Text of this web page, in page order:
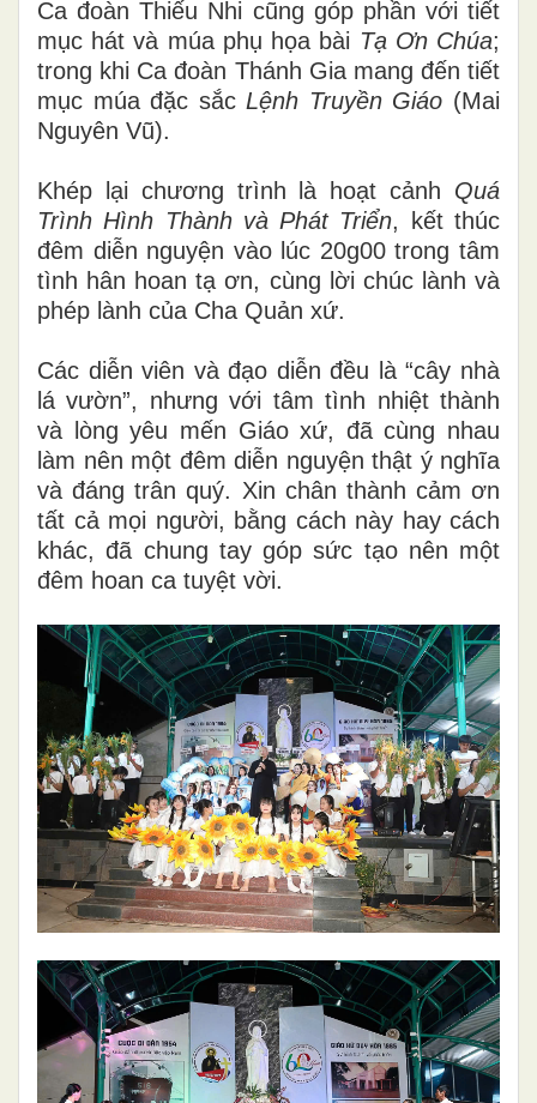
Ca đoàn Thiếu Nhi cũng góp phần với tiết
mục hát và múa phụ họa bài Tạ Ơn Chúa;
trong khi Ca đoàn Thánh Gia mang đến tiết
mục múa đặc sắc Lệnh Truyền Giáo (Mai
Nguyên Vũ).
Khép lại chương trình là hoạt cảnh Quá
Trình Hình Thành và Phát Triển, kết thúc
đêm diễn nguyện vào lúc 20g00 trong tâm
tình hân hoan tạ ơn, cùng lời chúc lành và
phép lành của Cha Quản xứ.
Các diễn viên và đạo diễn đều là “cây nhà
lá vườn”, nhưng với tâm tình nhiệt thành
và lòng yêu mến Giáo xứ, đã cùng nhau
làm nên một đêm diễn nguyện thật ý nghĩa
và đáng trân quý. Xin chân thành cảm ơn
tất cả mọi người, bằng cách này hay cách
khác, đã chung tay góp sức tạo nên một
đêm hoan ca tuyệt vời.